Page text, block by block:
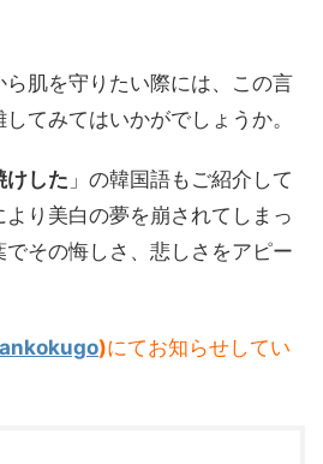
肌を守りたい際には、この言
てみてはいかがでしょうか。
けした 」の韓国語もご紹介して
り美白の夢を崩されてしまっ
その悔しさ、悲しさをアピー
)にてお知らせしてい